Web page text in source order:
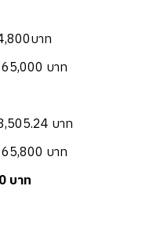
บาท
65,000 บาท
บาท
65,800 บาท
บาท